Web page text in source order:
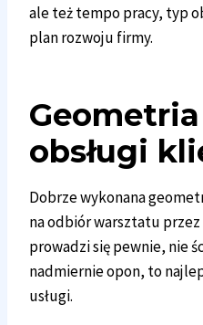
ale też tempo pracy, typ
plan rozwoju firmy.
obsługi
Dobrze wykonana
na odbiór warsztatu
prowadzi się pewnie, nie
nadmiernie opon, to
usługi.